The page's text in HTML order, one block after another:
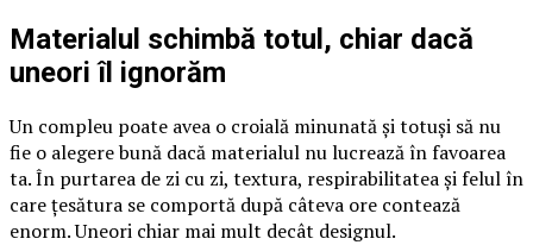
Materialul schimbă totul, chiar dacă
uneori îl ignorăm
Un compleu poate avea o croială minunată și totuși să nu
fie o alegere bună dacă materialul nu lucrează în favoarea
ta. În purtarea de zi cu zi, textura, respirabilitatea și felul în
care țesătura se comportă după câteva ore contează
enorm. Uneori chiar mai mult decât designul.